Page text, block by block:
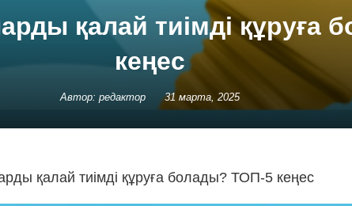
қалай тиімді құруға
кеңес
Автор: редактор 31 марта, 2025
қалай тиімді құруға болады? ТОП-5 кеңес